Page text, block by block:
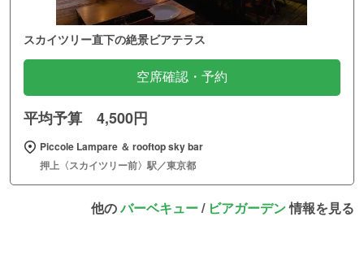
スカイツリー直下の絶景ビアテラス
空席確認・予約
平均予算 4,500円
Piccole Lampare ＆ rooftop sky bar
押上〈スカイツリー前〉駅／東京都
他のバーベキュー/ ビアガーデン情報を見る